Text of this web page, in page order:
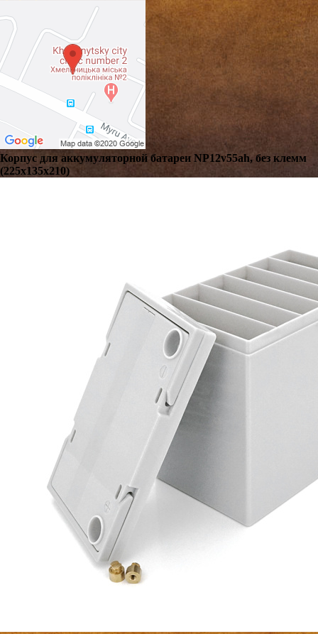
Корпус для аккумуляторной батареи NP12v55ah, без клемм
(225x135x210)